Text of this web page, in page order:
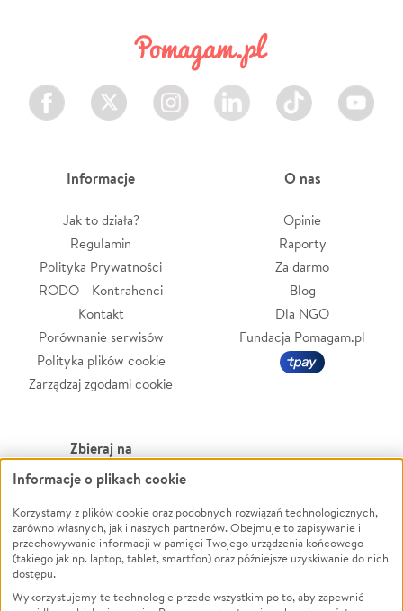
Facebook Twitter Instagram LinkedIn TikTok Youtube
Informacje
Jak to działa?
Regulamin
Polityka Prywatności
RODO - Kontrahenci
Kontakt
Porównanie serwisów
Polityka plików cookie
Zarządzaj zgodami cookie
O nas
Opinie
Raporty
Za darmo
Blog
Dla NGO
Fundacja Pomagam.pl
Zbieraj na
Leczenie
Zwierzęta
Pożar
Ukraina
Pomoc Finansowa
Powódź
Wichura
NGO
Edukacja
Informacje o plikach cookie
Korzystamy z plików cookie oraz podobnych rozwiązań technologicznych,
zarówno własnych, jak i naszych partnerów. Obejmuje to zapisywanie i
przechowywanie informacji w pamięci Twojego urządzenia końcowego
(takiego jak np. laptop, tablet, smartfon) oraz późniejsze uzyskiwanie do nich
dostępu.
Wykorzystujemy te technologie przede wszystkim po to, aby zapewnić